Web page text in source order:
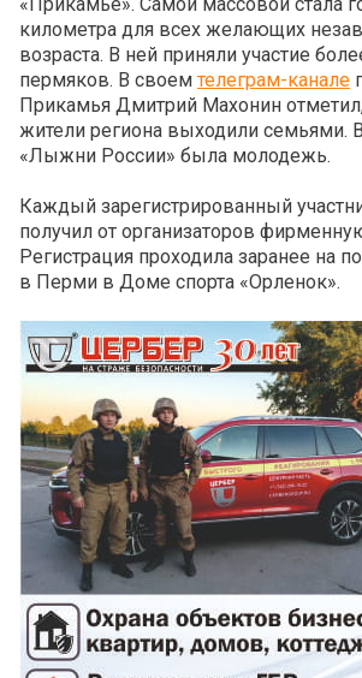
«Прикамье». Самой массовой стала
километра для всех желающих
возраста. В ней приняли участие
пермяков. В своем телеграм-канале
Прикамья Дмитрий Махонин
жители региона выходили семьями.
«Лыжни России» была молодежь.
Каждый зарегистрированный
получил от организаторов
Регистрация проходила заранее на
в Перми в Доме спорта «Орленок».